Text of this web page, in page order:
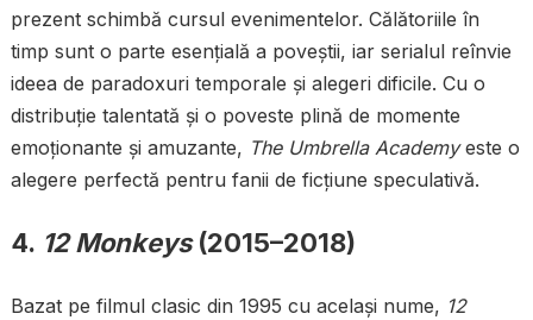
prezent schimbă cursul evenimentelor. Călătoriile în
timp sunt o parte esențială a poveștii, iar serialul reînvie
ideea de paradoxuri temporale și alegeri dificile. Cu o
distribuție talentată și o poveste plină de momente
emoționante și amuzante, The Umbrella Academyeste o
alegere perfectă pentru fanii de ficțiune speculativă.
4. 12 Monkeys(2015–2018)
Bazat pe filmul clasic din 1995 cu același nume, 12